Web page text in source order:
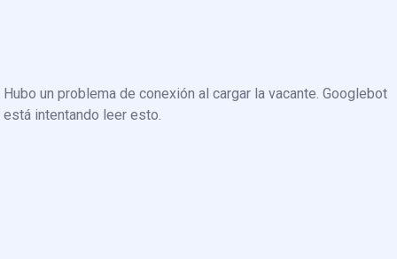
Hubo un problema de conexión al cargar la vacante. Googlebot
está intentando leer esto.